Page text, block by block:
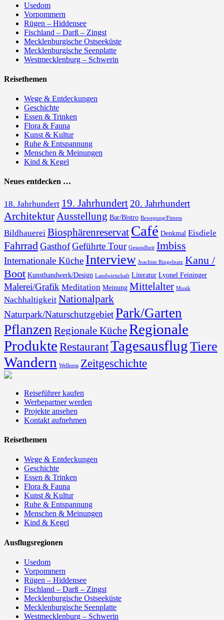
Usedom
Vorpommern
Rügen – Hiddensee
Fischland – Darß – Zingst
Mecklenburgische Ostseeküste
Mecklenburgische Seenplatte
Westmecklenburg – Schwerin
Reisethemen
Wege & Entdeckungen
Geschichte
Essen & Trinken
Flora & Fauna
Kunst & Kultur
Ruhe & Entspannung
Menschen & Meinungen
Kind & Kegel
Neues entdecken …
18. Jahrhundert 19. Jahrhundert 20. Jahrhundert
Architektur Ausstellung Bar/Bistro Bewegung/Fitness
Bildhauerei Biosphärenreservat Café Denkmal Eisdiele
Fahrrad GasthofGeführte Tour Gesundheit Imbiss
Internationale Küche Interview Joachim Ringelnatz Kanu /
Boot Kunsthandwerk/Design Landwirtschaft Literatur Lyonel Feininger
Malerei/Grafik Meditation Meinung Mittelalter Musik
Nachhaltigkeit Nationalpark
Naturpark/NaturschutzgebietPark/Garten
Pflanzen Regionale KücheRegionale
ProdukteRestaurantTagesausflugTiere
Wandern Wellness Zeitgeschichte
Reiseführer kaufen
Werbepartner werden
Projekte ansehen
Kontakt aufnehmen
Reisethemen
Wege & Entdeckungen
Geschichte
Essen & Trinken
Flora & Fauna
Kunst & Kultur
Ruhe & Entspannung
Menschen & Meinungen
Kind & Kegel
Ausflugsregionen
Usedom
Vorpommern
Rügen – Hiddensee
Fischland – Darß – Zingst
Mecklenburgische Ostseeküste
Mecklenburgische Seenplatte
Westmecklenburg – Schwerin